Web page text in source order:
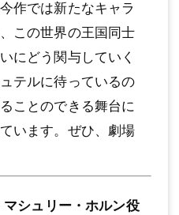
作では新たなキャラ
この世界の王国同⼠
にどう関与していく
テルに待っているの
ことのできる舞台に
います。ぜひ、劇場
シュリー・ホルン役